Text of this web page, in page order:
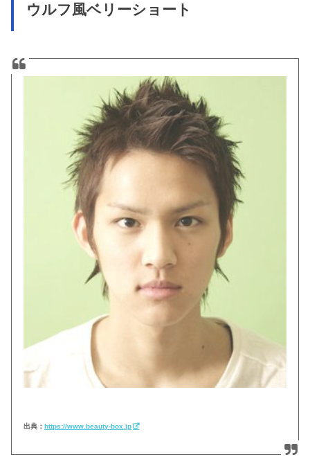
ウルフ風ベリーショート
出典： https://www.beauty-box.jp